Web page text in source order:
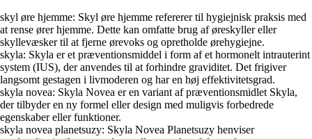
skyl øre hjemme: Skyl øre hjemme refererer til hygiejnisk praksis med
at rense ører hjemme. Dette kan omfatte brug af øreskyller eller
skyllevæsker til at fjerne ørevoks og opretholde ørehygiejne.
skyla: Skyla er et præventionsmiddel i form af et hormonelt intrauterint
system (IUS), der anvendes til at forhindre graviditet. Det frigiver
langsomt gestagen i livmoderen og har en høj effektivitetsgrad.
skyla novea: Skyla Novea er en variant af præventionsmidlet Skyla,
der tilbyder en ny formel eller design med muligvis forbedrede
egenskaber eller funktioner.
skyla novea planetsuzy: Skyla Novea Planetsuzy henviser